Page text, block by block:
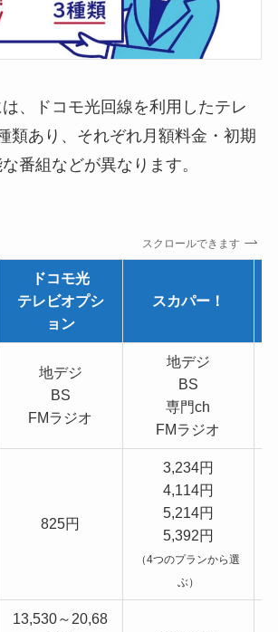
は、ドコモ光回線を利用したテレ
類あり、それぞれ月額料金・初期
番組などが異なります。
スクロールできます
ドコモ光
テレビオプシ
ョン
スカパー！
地デジ
BS
FMラジオ
地デジ
BS
専門ch
FMラジオ
825円
3,234円
4,114円
5,214円
5,392円
（4つのプランから選
ぶ）
13,530～20,68